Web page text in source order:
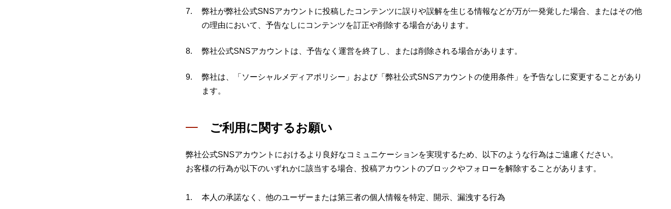
弊社が弊社公式SNSアカウントに投稿したコンテンツに誤りや誤解を生じる情報などが万が一発覚した場合、またはその他
の理由において、予告なしにコンテンツを訂正や削除する場合があります。
弊社公式SNSアカウントは、予告なく運営を終了し、または削除される場合があります。
弊社は、「ソーシャルメディアポリシー」および「弊社公式SNSアカウントの使用条件」を予告なしに変更することがあり
ます。
ご利用に関するお願い
弊社公式SNSアカウントにおけるより良好なコミュニケーションを実現するため、以下のような行為はご遠慮ください。
お客様の行為が以下のいずれかに該当する場合、投稿アカウントのブロックやフォローを解除することがあります。
本人の承諾なく、他のユーザーまたは第三者の個人情報を特定、開示、漏洩する行為